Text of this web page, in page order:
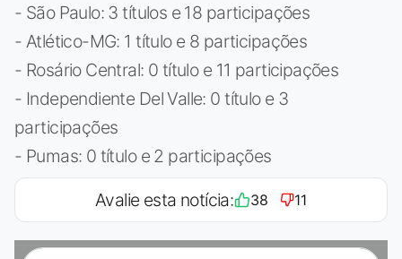
- São Paulo: 3 títulos e 18 participações
- Atlético-MG: 1 título e 8 participações
- Rosário Central: 0 título e 11 participações
- Independiente Del Valle: 0 título e 3
participações
- Pumas: 0 título e 2 participações
Avalie esta notícia: 38 11